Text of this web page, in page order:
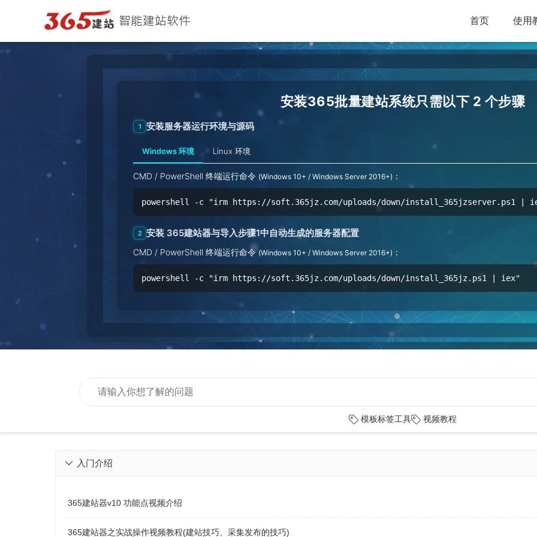
首页 使用
安装365批量建站系统只需以下 2 个步骤
1 安装服务器运行环境与源码
Windows 环境 Linux 环境
CMD / PowerShell 终端运行命令 (Windows 10+ / Windows Server 2016+) ：
powershell -c "irm https://soft.365jz.com/uploads/down/install_365jzserver.ps1 |
2 安装 365建站器与导入步骤1中自动生成的服务器配置
CMD / PowerShell 终端运行命令(Windows 10+ / Windows Server 2016+) ：
powershell -c "irm https://soft.365jz.com/uploads/down/install_365jz.ps1 | iex"
模板标签工具 视频教程
入门介绍

365建站器v10 功能点视频介绍
365建站器之实战操作视频教程(建站技巧、采集发布的技巧)